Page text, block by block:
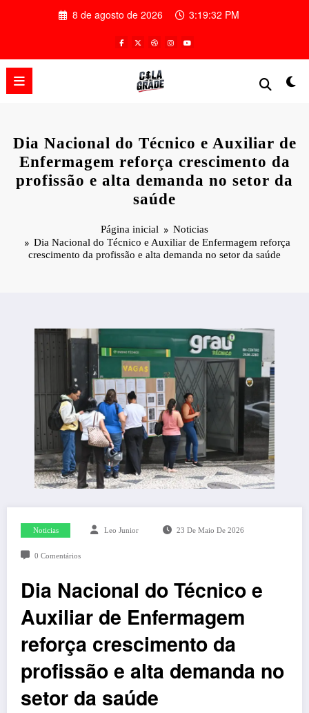
8 de agosto de 2026 3:19:33 PM
Dia Nacional do Técnico e Auxiliar de
Enfermagem reforça crescimento da
profissão e alta demanda no setor da
saúde
Página inicial
Noticias
Dia Nacional do Técnico e Auxiliar de Enfermagem reforça
crescimento da profissão e alta demanda no setor da saúde
Noticias Leo Junior 23 De Maio De 2026
0 Comentários
Dia Nacional do Técnico e
Auxiliar de Enfermagem
reforça crescimento da
profissão e alta demanda no
setor da saúde